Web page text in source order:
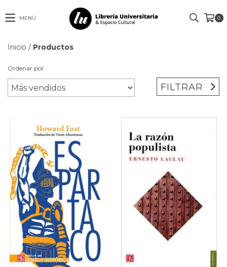
MENÚ 0
Inicio / Productos
Ordenar por
FILTRAR